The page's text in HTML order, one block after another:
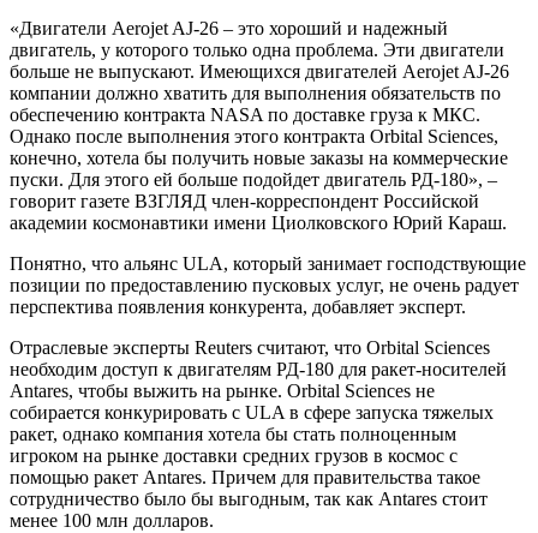
«Двигатели Aerojet AJ-26 – это хороший и надежный
двигатель, у которого только одна проблема. Эти двигатели
больше не выпускают. Имеющихся двигателей Aerojet AJ-26
компании должно хватить для выполнения обязательств по
обеспечению контракта NASA по доставке груза к МКС.
Однако после выполнения этого контракта Orbital Sciences,
конечно, хотела бы получить новые заказы на коммерческие
пуски. Для этого ей больше подойдет двигатель РД-180», –
говорит газете ВЗГЛЯД член-корреспондент Российской
академии космонавтики имени Циолковского Юрий Караш.
Понятно, что альянс ULA, который занимает господствующие
позиции по предоставлению пусковых услуг, не очень радует
перспектива появления конкурента, добавляет эксперт.
Отраслевые эксперты Reuters считают, что Orbital Sciences
необходим доступ к двигателям РД-180 для ракет-носителей
Antares, чтобы выжить на рынке. Orbital Sciences не
собирается конкурировать с ULA в сфере запуска тяжелых
ракет, однако компания хотела бы стать полноценным
игроком на рынке доставки средних грузов в космос с
помощью ракет Antares. Причем для правительства такое
сотрудничество было бы выгодным, так как Antares стоит
менее 100 млн долларов.